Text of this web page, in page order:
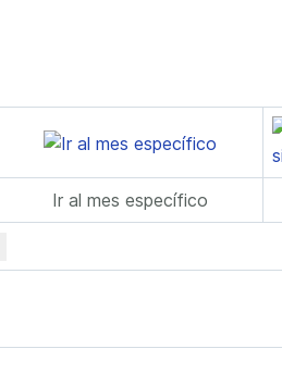
Ir al mes específico